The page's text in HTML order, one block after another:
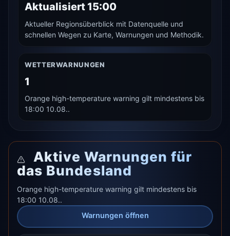
Aktualisiert 15:00
Aktueller Regionsüberblick mit Datenquelle und
schnellen Wegen zu Karte, Warnungen und Methodik.
WETTERWARNUNGEN
1
Orange high-temperature warning gilt mindestens bis
18:00 10.08..
Aktive Warnungen für
das Bundesland
Orange high-temperature warning gilt mindestens bis
18:00 10.08..
Warnungen öffnen